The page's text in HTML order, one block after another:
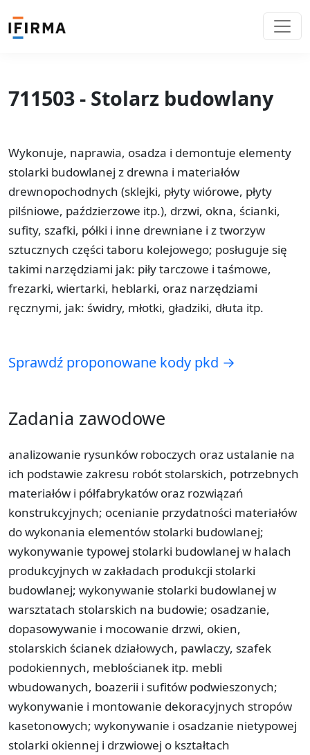
711503 - Stolarz budowlany
Wykonuje, naprawia, osadza i demontuje elementy
stolarki budowlanej z drewna i materiałów
drewnopochodnych (sklejki, płyty wiórowe, płyty
pilśniowe, paździerzowe itp.), drzwi, okna, ścianki,
sufity, szafki, półki i inne drewniane i z tworzyw
sztucznych części taboru kolejowego; posługuje się
takimi narzędziami jak: piły tarczowe i taśmowe,
frezarki, wiertarki, heblarki, oraz narzędziami
ręcznymi, jak: świdry, młotki, gładziki, dłuta itp.
Sprawdź proponowane kody pkd →
Zadania zawodowe
analizowanie rysunków roboczych oraz ustalanie na
ich podstawie zakresu robót stolarskich, potrzebnych
materiałów i półfabrykatów oraz rozwiązań
konstrukcyjnych; ocenianie przydatności materiałów
do wykonania elementów stolarki budowlanej;
wykonywanie typowej stolarki budowlanej w halach
produkcyjnych w zakładach produkcji stolarki
budowlanej; wykonywanie stolarki budowlanej w
warsztatach stolarskich na budowie; osadzanie,
dopasowywanie i mocowanie drzwi, okien,
stolarskich ścianek działowych, pawlaczy, szafek
podokiennych, meblościanek itp. mebli
wbudowanych, boazerii i sufitów podwieszonych;
wykonywanie i montowanie dekoracyjnych stropów
kasetonowych; wykonywanie i osadzanie nietypowej
stolarki okiennej i drzwiowej o kształtach